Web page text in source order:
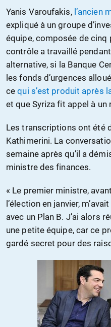
Yanis Varoufakis,l’ancien
expliqué à un groupe
équipe, composée de cinq
contrôle a travaillé
alternative, si la Banque
les fonds d’urgences
cequi s’est produit après
et que Syriza fit appel à un
Les transcriptions ont été
Kathimerini. La
semaine après qu’il a
ministre des finances.
« Le premier ministre,
l’élection en janvier,
avec un Plan B. J’ai alors
une petite équipe, car ce
gardé secret pour des